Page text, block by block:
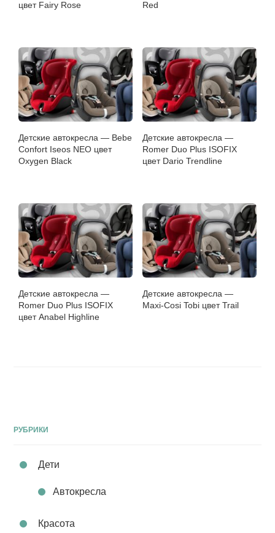
цвет Fairy Rose Red
Детские автокресла — Bebe
Confort Iseos NEO цвет
Oxygen Black
Детские автокресла —
Romer Duo Plus ISOFIX
цвет Dario Trendline
Детские автокресла —
Romer Duo Plus ISOFIX
цвет Anabel Highline
Детские автокресла —
Maxi-Cosi Tobi цвет Trail
РУБРИКИ
Дети
Автокресла
Красота